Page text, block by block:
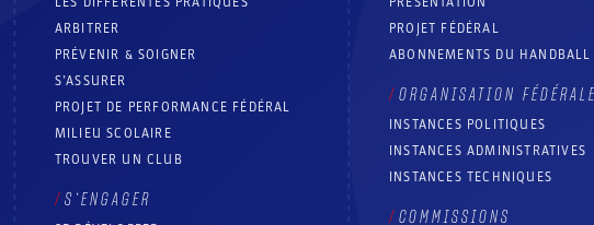
ARBITRER
PRÉVENIR & SOIGNER
S’ASSURER
PROJET DE PERFORMANCE FÉDÉRAL
MILIEU SCOLAIRE
TROUVER UN CLUB
S’ENGAGER
PROJET FÉDÉRAL
ABONNEMENTS DU HANDBALL
ORGANISATION FÉDÉRALE
INSTANCES POLITIQUES
INSTANCES ADMINISTRATIVES
INSTANCES TECHNIQUES
COMMISSIONS